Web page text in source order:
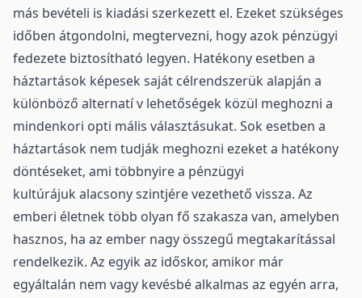
más bevételi is kiadási szerkezett el. Ezeket szükséges
időben átgondolni, megtervezni, hogy azok pénzügyi
fedezete biztosítható legyen. Hatékony esetben a
háztartások képesek saját célrendszerük alapján a
különböző alternatí v lehetőségek közül meghozni a
mindenkori opti mális választásukat. Sok esetben a
háztartások nem tudják meghozni ezeket a hatékony
döntéseket, ami többnyire a pénzügyi
kultúrájuk alacsony szintjére vezethető vissza. Az
emberi életnek több olyan fő szakasza van, amelyben
hasznos, ha az ember nagy összegű megtakarítással
rendelkezik. Az egyik az időskor, amikor már
egyáltalán nem vagy kevésbé alkalmas az egyén arra,